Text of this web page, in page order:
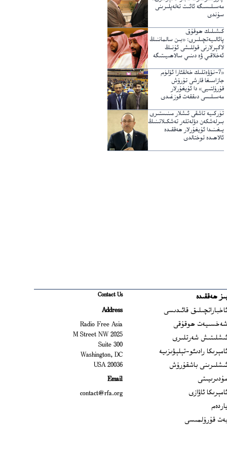
مەسىلىسىگە ئائىت تەلەپلىرىنى
سۇندى
كىشىلىك ھوقۇق
پائالىيەتچىلىرى: «بىن سالماننىڭ
لاگېرلارنى قوللىشى ئۇنىڭ
ئەخلاقىي ۋە دىنىي سالاھىيىتىگە
«7-نۆۋەتلىك خەلقئارا ئۆلۈم
جازاسىغا قارشى تۇرۇش
قۇرۇلتىيى» دا ئۇيغۇرلار
مەسىلىسى دىققەت قوزغىدى
تۈركىيە تاشقى ئىشلار مىنىستىرى
بىرلەشكەن دۆلەتلەر تەشكىلاتىنىڭ
يىغىنىدا ئۇيغۇرلار ھەققىدە
ئالاھىدە توختالدى
ھەققىدە
ئاخباراتچىلىق قائىدىسى
شەخسىيەت ھوقۇقى
ئىشلىتىش شەرتلىرى
ئامېرىكا رادىئو-تېلېۋىزىيە
ئىشلىرىنى باشقۇرۇش
مۇدىرىيىتى
ئامېرىكا ئاۋازى
ياردەم
بەت قۇرۇلمىسى
Contact Us
Address
Radio Free Asia
2025 M Street NW
Suite 300
Washington, DC
20036 USA
Email
contact@rfa.org